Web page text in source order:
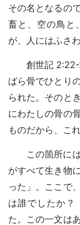
その名となるの
畜と、空の鳥と
が、人にはふさ
創世記
ばら骨でひとり
られた。そのと
にわたしの骨の
ものだから、こ
この箇所に
がすべて生き物
った」。ここで
は誰でしたか
た。この一文は